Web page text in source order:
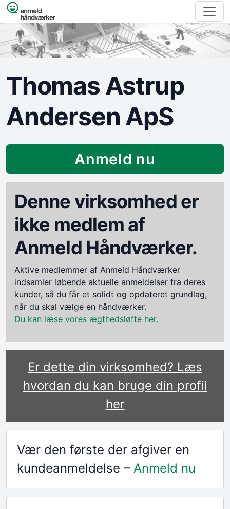
Spring til indhold
Thomas Astrup
Andersen ApS
Anmeld nu
Denne virksomhed er
ikke medlem af
Anmeld Håndværker.
Aktive medlemmer af Anmeld Håndværker
indsamler løbende aktuelle anmeldelser fra deres
kunder, så du får et solidt og opdateret grundlag,
når du skal vælge en håndværker.
Du kan læse vores ægthedsløfte her.
Er dette din virksomhed? Læs
hvordan du kan bruge din profil
her
Vær den første der afgiver en
kundeanmeldelse – Anmeld nu